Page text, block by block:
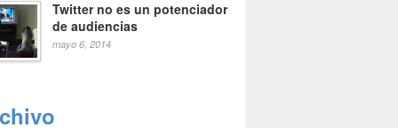
Twitter no es un potenciador
de audiencias
mayo 6, 2014